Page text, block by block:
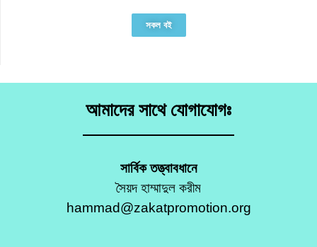
সকল বই
আমাদের সাথে যোগাযোগঃ
সার্বিক তত্ত্বাবধানে
সৈয়দ হাম্মাদুল করীম
hammad@zakatpromotion.org